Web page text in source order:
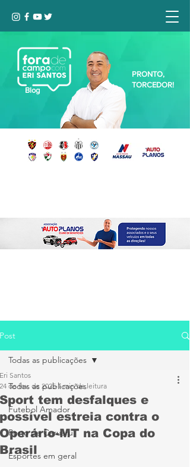
Blog
PRONTO,
TORCEDOR!
Post
Todas as publicações
Futebol Amador
Porto de Caruaru
Esportes em geral
Todas as publicações
Sport tem desfalques e
possível estreia contra o
Operário-MT na Copa do
Brasil
Eri Santos
24 de fev. de 2025 1 min de leitura